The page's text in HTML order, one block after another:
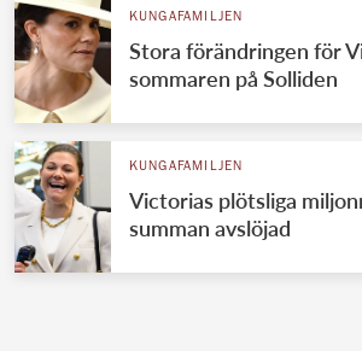
KUNGAFAMILJEN
Stora förändringen för
sommaren på Solliden
KUNGAFAMILJEN
Victorias plötsliga
summan avslöjad